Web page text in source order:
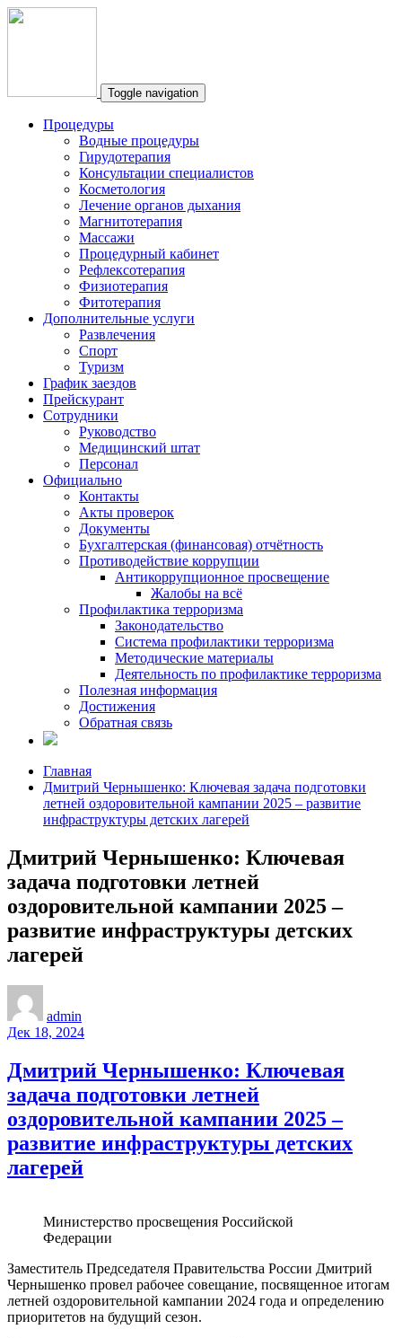
Toggle navigation
Процедуры
Водные процедуры
Гирудотерапия
Консультации специалистов
Косметология
Лечение органов дыхания
Магнитотерапия
Массажи
Процедурный кабинет
Рефлексотерапия
Физиотерапия
Фитотерапия
Дополнительные услуги
Развлечения
Спорт
Туризм
График заездов
Прейскурант
Сотрудники
Руководство
Медицинский штат
Персонал
Официально
Контакты
Акты проверок
Документы
Бухгалтерская (финансовая) отчётность
Противодействие коррупции
Антикоррупционное просвещение
Жалобы на всё
Профилактика терроризма
Законодательство
Система профилактики терроризма
Методические материалы
Деятельность по профилактике терроризма
Полезная информация
Достижения
Обратная связь
Главная
Дмитрий Чернышенко: Ключевая задача подготовки
летней оздоровительной кампании 2025 – развитие
инфраструктуры детских лагерей
Дмитрий Чернышенко: Ключевая
задача подготовки летней
оздоровительной кампании 2025 –
развитие инфраструктуры детских
лагерей
admin
Дек 18, 2024
Дмитрий Чернышенко: Ключевая
задача подготовки летней
оздоровительной кампании 2025 –
развитие инфраструктуры детских
лагерей
Министерство просвещения Российской
Федерации
Заместитель Председателя Правительства России Дмитрий
Чернышенко провел рабочее совещание, посвященное итогам
летней оздоровительной кампании 2024 года и определению
приоритетов на будущий сезон.